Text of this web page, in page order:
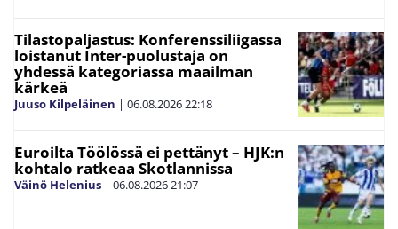
Tilastopaljastus: Konferenssiliigassa
loistanut Inter-puolustaja on
yhdessä kategoriassa maailman
kärkeä
Juuso Kilpeläinen | 06.08.202622:18
Euroilta Töölössä ei pettänyt – HJK:n
kohtalo ratkeaa Skotlannissa
Väinö Helenius | 06.08.202621:07